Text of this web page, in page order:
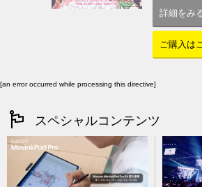
詳細をみ
ご購入は
[an error occurred while processing this directive]
スペシャルコンテンツ